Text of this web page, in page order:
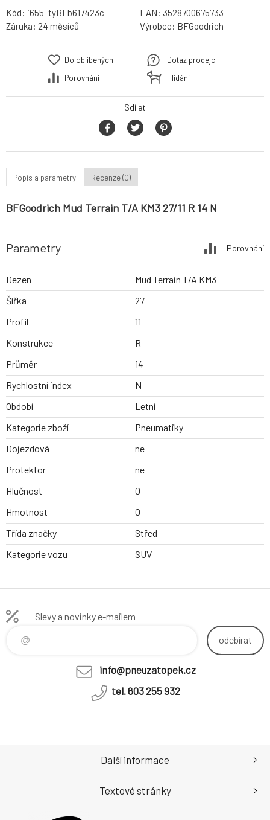
Kód: i655_tyBFb617423c EAN: 3528700675733
Záruka: 24 měsíců Výrobce: BFGoodrich
Do oblíbených
Porovnání
Dotaz prodejci
Hlídání
Sdílet
Popis a parametry Recenze (0)
BFGoodrich Mud Terrain T/A KM3 27/11 R 14 N
Parametry Porovnání
Dezen
Mud Terrain T/A KM3
Šířka
27
Profil
11
Konstrukce
R
Průměr
14
Rychlostní index
N
Období
Letní
Kategorie zboží
Pneumatiky
Dojezdová
ne
Protektor
ne
Hlučnost
0
Hmotnost
0
Třída značky
Střed
Kategorie vozu
SUV
Slevy a novinky e-mailem
odebírat
info@pneuzatopek.cz
tel. 603 255 932
Další informace
Textové stránky